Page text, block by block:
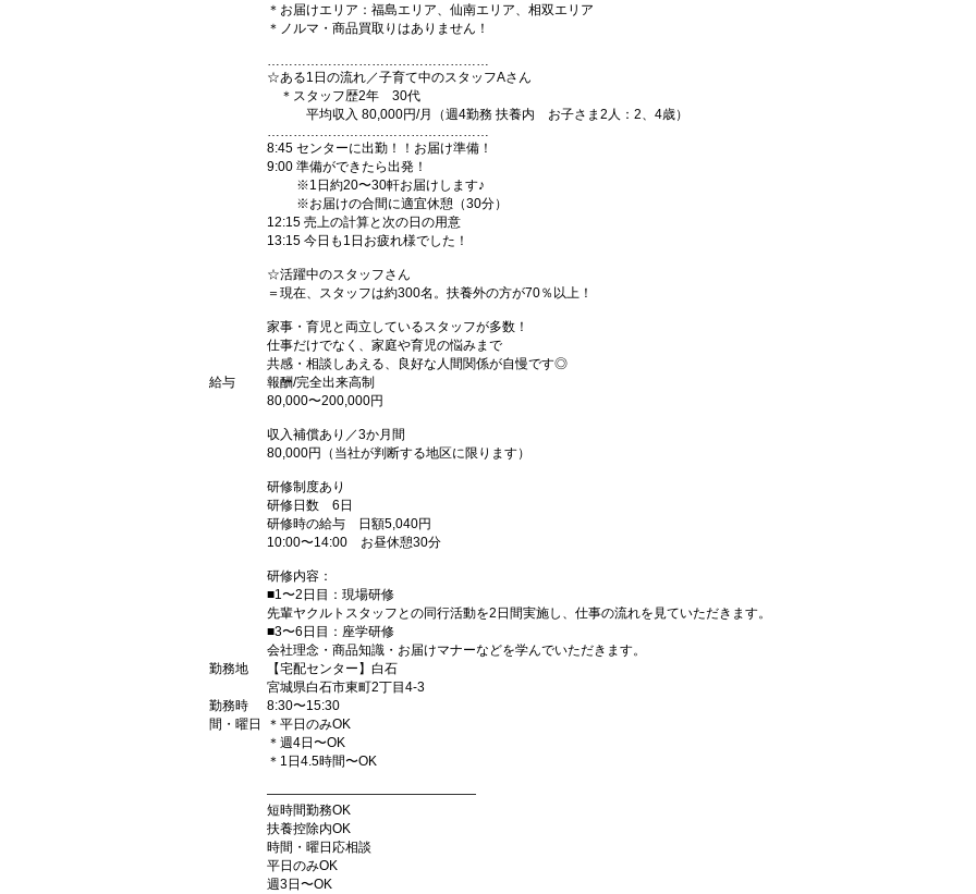
＊お届けエリア：福島エリア、仙南エリア、相双エリア
＊ノルマ・商品買取りはありません！
……………………………………………
☆ある1日の流れ／子育て中のスタッフAさん
＊スタッフ歴2年 30代
平均収入 80,000円/月（週4勤務 扶養内 お子さま2人：2、4歳）
……………………………………………
8:45 センターに出勤！！お届け準備！
9:00 準備ができたら出発！
※1日約20〜30軒お届けします♪
※お届けの合間に適宜休憩（30分）
12:15 売上の計算と次の日の用意
13:15 今日も1日お疲れ様でした！
☆活躍中のスタッフさん
＝現在、スタッフは約300名。扶養外の方が70％以上！
家事・育児と両立しているスタッフが多数！
仕事だけでなく、家庭や育児の悩みまで
共感・相談しあえる、良好な人間関係が自慢です◎
給与
報酬/完全出来高制
80,000〜200,000円
収入補償あり／3か月間
80,000円（当社が判断する地区に限ります）
研修制度あり
研修日数 6日
研修時の給与 日額5,040円
10:00〜14:00 お昼休憩30分
研修内容：
■1〜2日目：現場研修
先輩ヤクルトスタッフとの同行活動を2日間実施し、仕事の流れを見ていただきます。
■3〜6日目：座学研修
会社理念・商品知識・お届けマナーなどを学んでいただきます。
勤務地
【宅配センター】白石
宮城県白石市東町2丁目4-3
勤務時
間・曜日
8:30〜15:30
＊平日のみOK
＊週4日〜OK
＊1日4.5時間〜OK
――――――――――――――――
短時間勤務OK
扶養控除内OK
時間・曜日応相談
平日のみOK
週3日〜OK